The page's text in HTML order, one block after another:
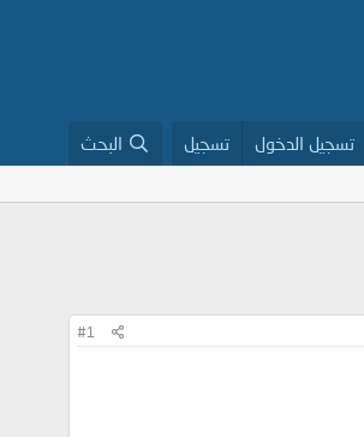
تسجيل الدخول تسجيل البحث
#1